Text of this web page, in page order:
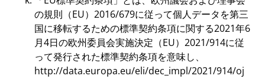
の規則（EU）2016/679に従って個人データを第三
国に移転するための標準契約条項に関する2021年6
月4日の欧州委員会実施決定（EU）2021/914に従
って発行された標準契約条項を意味し、
http://data.europa.eu/eli/dec_impl/2021/914/oj